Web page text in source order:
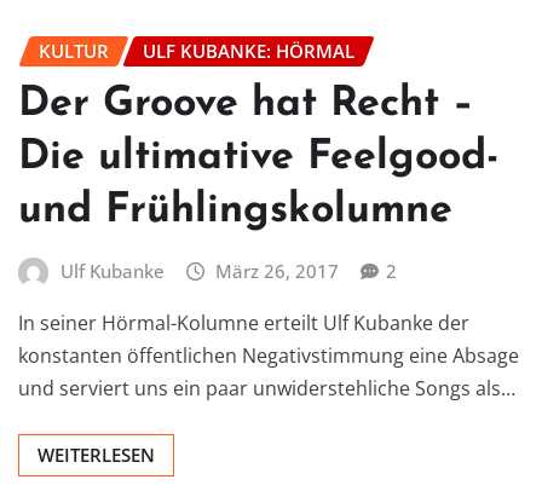
KULTUR ULF KUBANKE: HÖRMAL
Der Groove hat Recht –
Die ultimative Feelgood-
und Frühlingskolumne
Ulf Kubanke März 26, 2017 2
In seiner Hörmal-Kolumne erteilt Ulf Kubanke der
konstanten öffentlichen Negativstimmung eine Absage
und serviert uns ein paar unwiderstehliche Songs als…
WEITERLESEN